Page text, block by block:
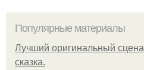
Популярные материалы
Лучший оригинальный
сказка.